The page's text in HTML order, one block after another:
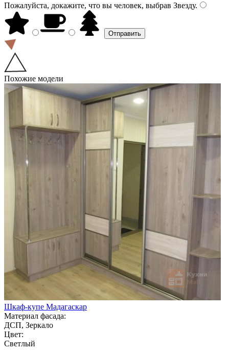
Пожалуйста, докажите, что вы человек, выбрав Звезду.
Похожие модели
Шкаф-купе Мадагаскар
Материал фасада:
ДСП, Зеркало
Цвет:
Светлый